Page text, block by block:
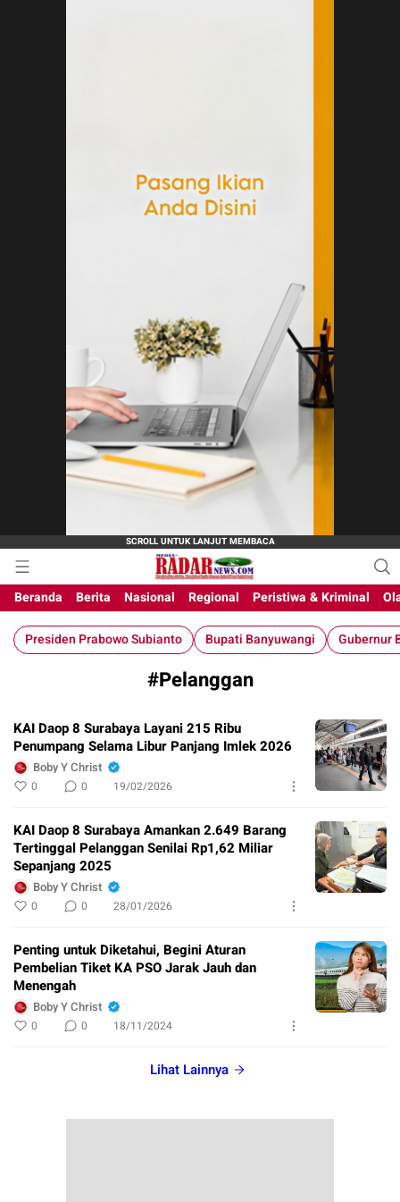
M-Radar News
media online
Beranda
Berita Nasional Regional Peristiwa & Kriminal
Presiden Prabowo Subianto Bupati Banyuwangi Gubernur
#Pelanggan
KAI Daop 8 Surabaya Layani 215 Ribu
Penumpang Selama Libur Panjang Imlek 2026
Boby Y Christ
0 0 19/02/2026
KAI Daop 8 Surabaya Amankan 2.649 Barang
Tertinggal Pelanggan Senilai Rp1,62 Miliar
Sepanjang 2025
Boby Y Christ
0 0 28/01/2026
Penting untuk Diketahui, Begini Aturan
Pembelian Tiket KA PSO Jarak Jauh dan
Menengah
Boby Y Christ
0 0 18/11/2024
Lihat Lainnya